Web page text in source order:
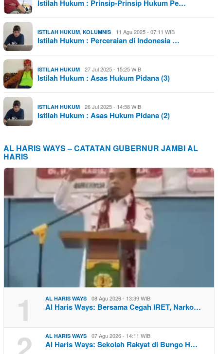
Istilah Hukum : Prinsip-Prinsip Hukum Pe…
ISTILAH HUKUM KOLUMNIS 11 Agu 2025 - 07:11 WIB
Istilah Hukum : Perceraian di Indonesia …
ISTILAH HUKUM 27 Jul 2025 - 15:25 WIB
Istilah Hukum : Asas Hukum Pidana (3)
ISTILAH HUKUM 26 Jul 2025 - 14:58 WIB
Istilah Hukum : Asas Hukum Pidana (2)
AL HARIS WAYS – CATATAN GUBERNUR JAMBI AL
HARIS
1 AL HARIS WAYS 08 Agu 2026 - 13:39 WIB
Al Haris Ways: Bersama Cegah IRET, Narko…
AL HARIS WAYS 07 Agu 2026 - 14:11 WIB
Al Haris Ways: Sekolah Rakyat di Bungo H…